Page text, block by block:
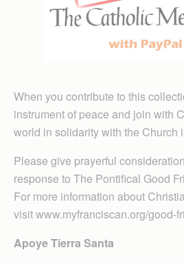
When you contribute to this
instrument of peace and join with
world in solidarity with the Church
Please give prayerful
response to The Pontifical Good
For more information about
visit www.myfranciscan.org/good-
Apoye Tierra Santa